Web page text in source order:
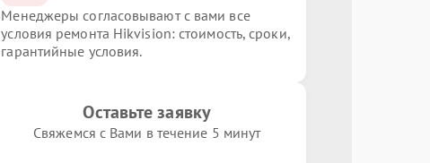
Менеджеры согласовывают с вами все
условия ремонта Hikvision: стоимость, сроки,
гарантийные условия.
Оставьте заявку
Свяжемся с Вами в течение 5 минут